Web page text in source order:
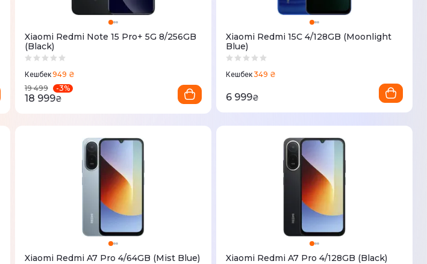
Xiaomi Redmi Note 15 Pro+ 5G 8/256GB
(Black)
Кешбек949 ₴
19 499
-3%
18 999₴
Xiaomi Redmi 15C 4/128GB (Moonlight
Blue)
Кешбек349 ₴
6 999₴
Xiaomi Redmi A7 Pro 4/64GB (Mist Blue) Xiaomi Redmi A7 Pro 4/128GB (Black)